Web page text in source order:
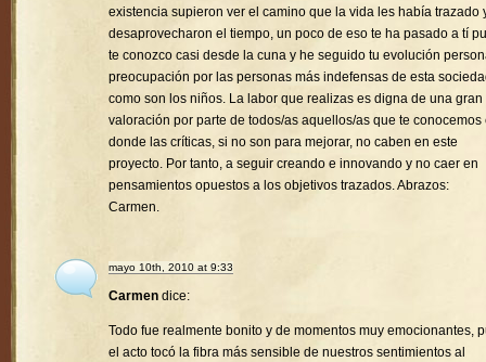
existencia supieron ver el camino que la vida les había trazado
desaprovecharon el tiempo, un poco de eso te ha pasado a tí
te conozco casi desde la cuna y he seguido tu evolución
preocupación por las personas más indefensas de esta
como son los niños. La labor que realizas es digna de una gran
valoración por parte de todos/as aquellos/as que te conocemos
donde las críticas, si no son para mejorar, no caben en este
proyecto. Por tanto, a seguir creando e innovando y no caer en
pensamientos opuestos a los objetivos trazados. Abrazos:
Carmen.
mayo 10th, 2010 at 9:33
Carmen dice:
Todo fue realmente bonito y de momentos muy emocionantes,
el acto tocó la fibra más sensible de nuestros sentimientos al